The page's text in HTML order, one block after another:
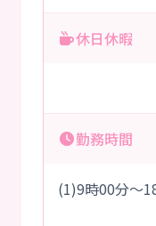
休日休暇
勤務時間
(1)9時00分～
※残